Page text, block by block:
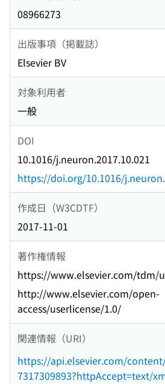
08966273
出版事項（掲載誌）
Elsevier BV
対象利用者
一般
DOI
10.1016/j.neuron.2017.10.021
https://doi.org/10.1016/
作成日（W3CDTF）
2017-11-01
著作権情報
https://www.elsevier.com/tdm/
http://www.elsevier.com/open-
access/userlicense/1.0/
関連情報（URI）
https://api.elsevier.com/
7317309893?httpAccept=text/